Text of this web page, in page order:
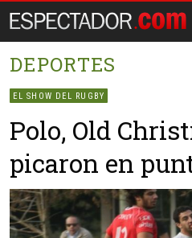
DEPORTES
EL SHOW DEL RUGBY
Polo, Old
picaron en